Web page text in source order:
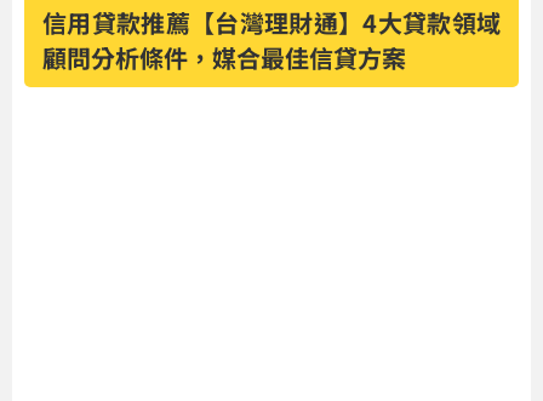
信用貸款推薦【台灣理財通】4大貸款領域
顧問分析條件，媒合最佳信貸方案